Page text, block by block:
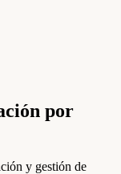
por
y gestión de